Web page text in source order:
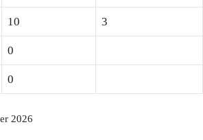
10 3
0
0
2026